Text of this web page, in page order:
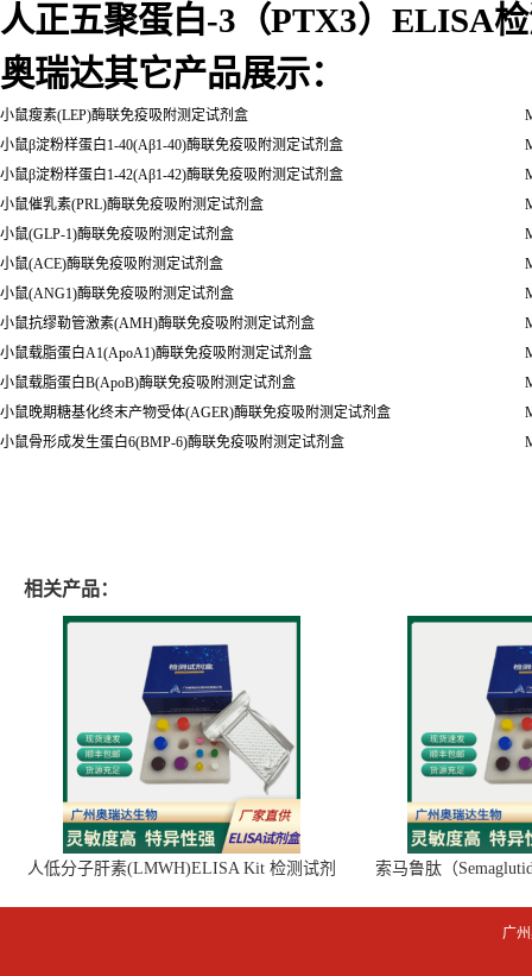
人正五聚蛋白-3（PTX3）ELISA
奥瑞达其它产品展示：
小鼠瘦素(LEP)酶联免疫吸附测定试剂盒
小鼠β淀粉样蛋白1-40(Aβ1-40)酶联免疫吸附测定试剂盒
小鼠β淀粉样蛋白1-42(Aβ1-42)酶联免疫吸附测定试剂盒
小鼠催乳素(PRL)酶联免疫吸附测定试剂盒
小鼠(GLP-1)酶联免疫吸附测定试剂盒
小鼠(ACE)酶联免疫吸附测定试剂盒
小鼠(ANG1)酶联免疫吸附测定试剂盒
小鼠抗缪勒管激素(AMH)酶联免疫吸附测定试剂盒
小鼠载脂蛋白A1(ApoA1)酶联免疫吸附测定试剂盒
小鼠载脂蛋白B(ApoB)酶联免疫吸附测定试剂盒
小鼠晚期糖基化终末产物受体(AGER)酶联免疫吸附测定试剂盒
小鼠骨形成发生蛋白6(BMP-6)酶联免疫吸附测定试剂盒
相关产品：
人低分子肝素(LMWH)ELISA Kit 检测试剂
索马鲁肽（
广